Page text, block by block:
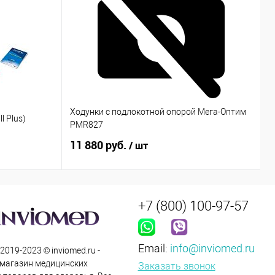
Plus)
Ходунки с подлокотной опорой Мега-Оптим
PMR827
11 880 руб. / шт
2023 © inviomed.ru -
медицинских
+7 (800) 100-97-57
Email: info@inviomed.ru
Заказать звонок